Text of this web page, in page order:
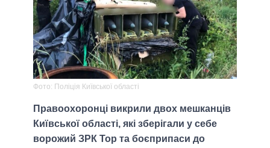
Фото: Поліція Київської області
Правоохоронці викрили двох мешканців
Київської області, які зберігали у себе
ворожий ЗРК Тор та боєприпаси до